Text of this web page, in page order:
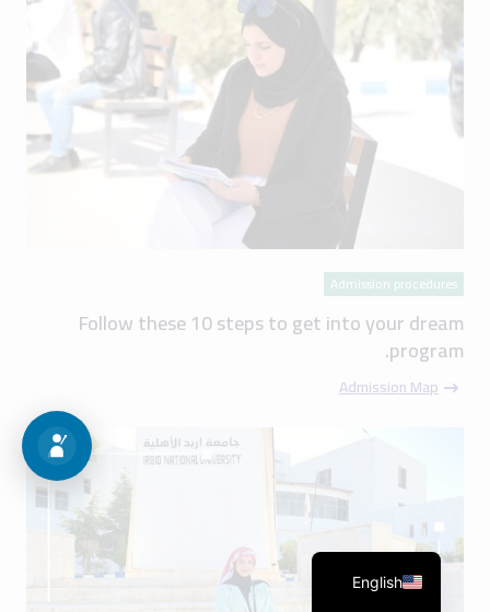
Admission procedures
Follow these 10 steps to get into your dream
program.
Admission Map
English